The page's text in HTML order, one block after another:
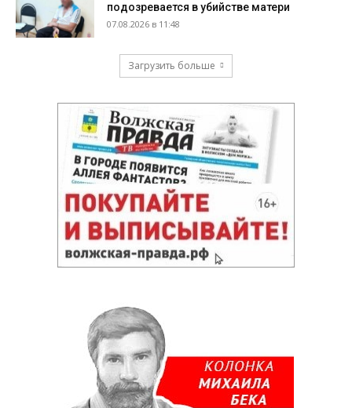
подозревается в убийстве матери
07.08.2026 в 11:48
Загрузить больше